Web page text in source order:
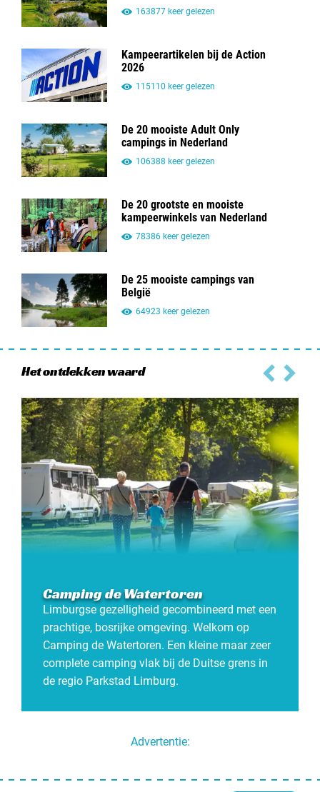
163877 keer gelezen
Kampeerartikelen bij de Action
2026
115110 keer gelezen
De 20 mooiste Adult Only
campings in Nederland
106388 keer gelezen
De 20 grootste en mooiste
kampeerwinkels van Nederland
78386 keer gelezen
De 25 mooiste campings van
België
64923 keer gelezen
Het ontdekken waard
Camping de Watertoren
Limburgse gezelligheid gecombineerd met een
prachtige, bosrijke omgeving. Welkom op
Camping de Watertoren. Een kleine maar zeer
complete camping vlak bij de Duitse grens in
de regio Parkstad Limburg.
Advertentie: